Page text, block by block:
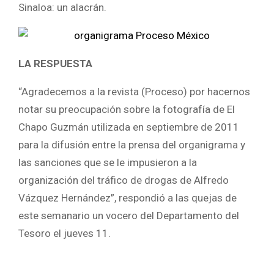
Sinaloa: un alacrán.
LA RESPUESTA
“Agradecemos a la revista (Proceso) por hacernos
notar su preocupación sobre la fotografía de El
Chapo Guzmán utilizada en septiembre de 2011
para la difusión entre la prensa del organigrama y
las sanciones que se le impusieron a la
organización del tráfico de drogas de Alfredo
Vázquez Hernández”, respondió a las quejas de
este semanario un vocero del Departamento del
Tesoro el jueves 11.